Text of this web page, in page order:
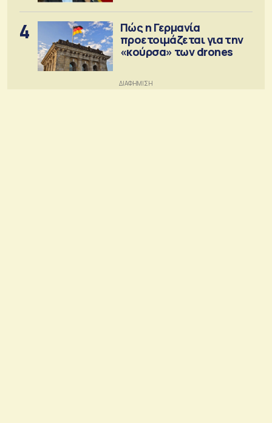
4
Πώς η Γερμανία
προετοιμάζεται για την
«κούρσα» των drones